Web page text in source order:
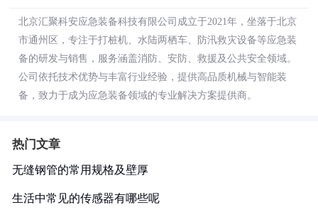
北京汇聚科安应急装备科技有限公司成立于2021年，坐落于北京
市通州区，专注于打桩机、水陆两栖车、防汛救灾设备等应急装
备的研发与销售，服务涵盖消防、安防、救援及公共安全领域。
公司依托技术优势与丰富行业经验，提供高品质机械与智能装
备，致力于成为应急装备领域的专业解决方案提供商。
热门文章
无缝钢管的常用规格及壁厚
生活中常见的传感器有哪些呢